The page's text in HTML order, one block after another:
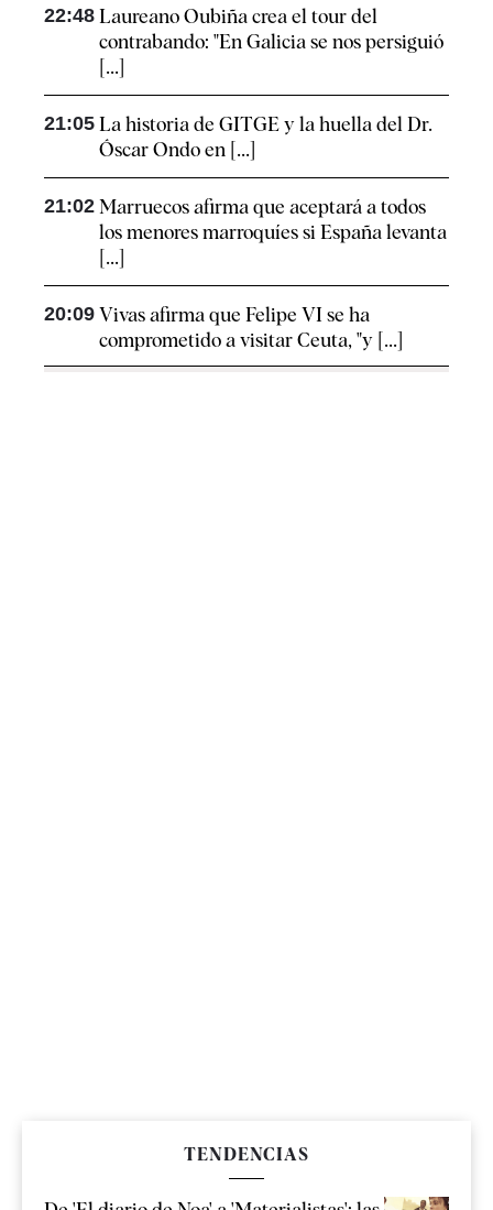
22:48 Laureano Oubiña crea el tour del
contrabando: "En Galicia se nos persiguió
[...]
21:05 La historia de GITGE y la huella del Dr.
Óscar Ondo en [...]
21:02 Marruecos afirma que aceptará a todos
los menores marroquíes si España levanta
[...]
20:09 Vivas afirma que Felipe VI se ha
comprometido a visitar Ceuta, "y [...]
TENDENCIAS